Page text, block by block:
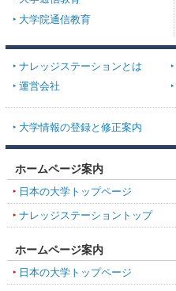
大学院通信教育
ナレッジステーションとは
運営会社
大学情報の登録と修正案内
ホームページ案内
日本の大学トップページ
ナレッジステーショントップ
ホームページ案内
日本の大学トップページ